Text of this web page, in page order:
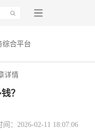
综合平台
详情
？
间：2026-02-11 18:07:06